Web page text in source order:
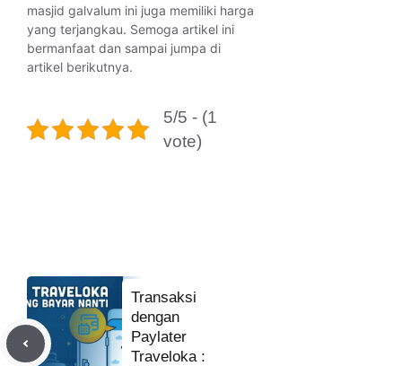
masjid galvalum ini juga memiliki harga
yang terjangkau. Semoga artikel ini
bermanfaat dan sampai jumpa di
artikel berikutnya.
5/5 - (1
vote)
Transaksi
dengan
Paylater
Traveloka :